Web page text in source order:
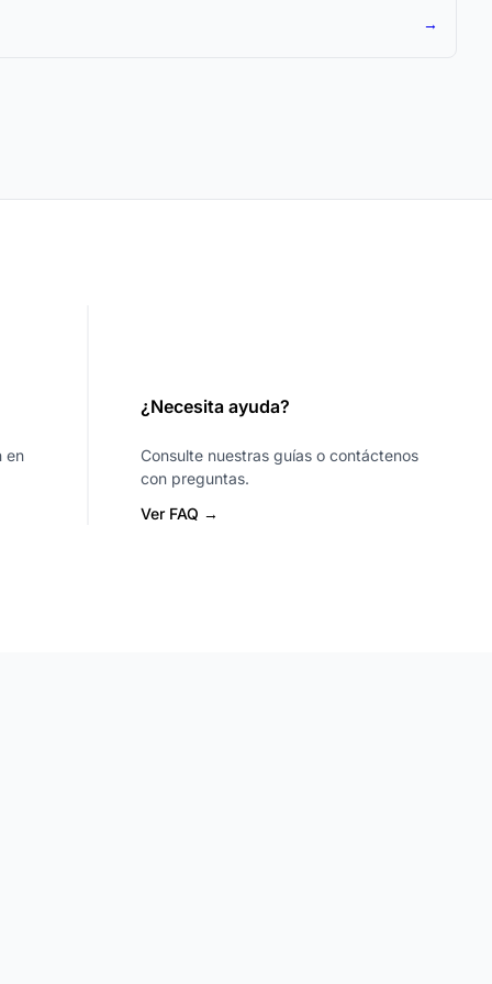
→
en
¿Necesita ayuda?
Consulte nuestras guías o contáctenos
con preguntas.
Ver FAQ →